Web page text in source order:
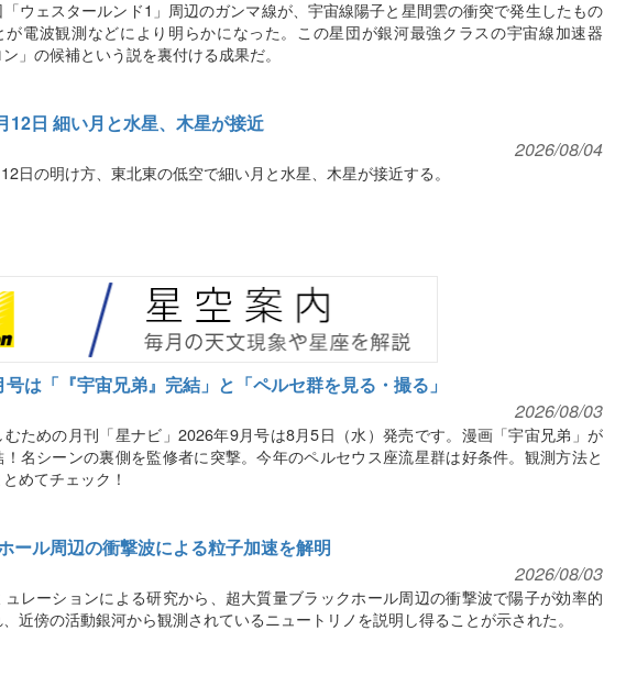
ウェスタールンド1」周辺のガンマ線が、宇宙線陽子と星間雲の衝突で発生したもの
が電波観測などにより明らかになった。この星団が銀河最強クラスの宇宙線加速器
ン」の候補という説を裏付ける成果だ。
12日 細い月と水星、木星が接近
2026/08/04
日の明け方、東北東の低空で細い月と水星、木星が接近する。
は「『宇宙兄弟』完結」と「ペルセ群を見る・撮る」
2026/08/03
ための月刊「星ナビ」2026年9月号は8月5日（水）発売です。漫画「宇宙兄弟」が
名シーンの裏側を監修者に突撃。今年のペルセウス座流星群は好条件。観測方法と
めてチェック！
ール周辺の衝撃波による粒子加速を解明
2026/08/03
ュレーションによる研究から、超大質量ブラックホール周辺の衝撃波で陽子が効率的
近傍の活動銀河から観測されているニュートリノを説明し得ることが示された。